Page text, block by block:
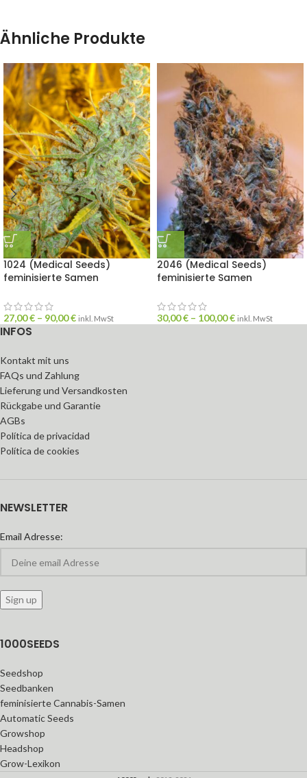
Ähnliche Produkte
1024 (Medical Seeds)
feminisierte Samen
27,00€ – 90,00€ inkl. MwSt
2046 (Medical Seeds)
feminisierte Samen
30,00€ – 100,00€ inkl. MwSt
INFOS
Kontakt mit uns
FAQs und Zahlung
Lieferung und Versandkosten
Rückgabe und Garantie
AGBs
Política de privacidad
Política de cookies
NEWSLETTER
Email Adresse:
1000SEEDS
Seedshop
Seedbanken
feminisierte Cannabis-Samen
Automatic Seeds
Growshop
Headshop
Grow-Lexikon